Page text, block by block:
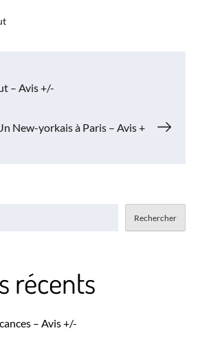
– Avis +/-
New-yorkais à Paris – Avis +
Rechercher
récents
– Avis +/-